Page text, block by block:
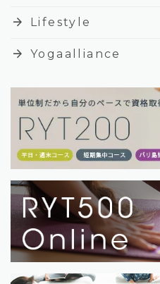
arrow_forward Lifestyle
arrow_forward Yogaalliance